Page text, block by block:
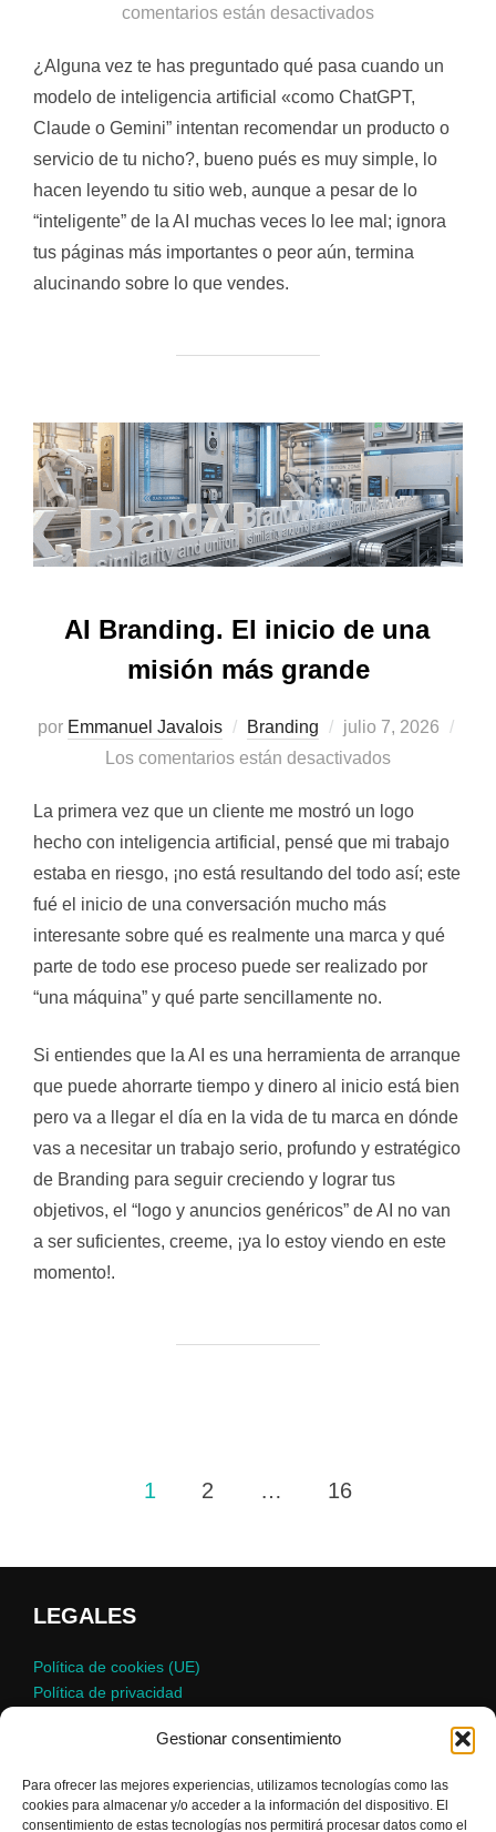
Gestionar consentimiento
Para ofrecer las mejores experiencias, utilizamos tecnologías como las
cookies para almacenar y/o acceder a la información del dispositivo. El
consentimiento de estas tecnologías nos permitirá procesar datos como el
el
comentarios están desactivados
¿Alguna vez te has preguntado qué pasa cuando un
modelo de inteligencia artificial «como ChatGPT,
Claude o Gemini” intentan recomendar un producto o
servicio de tu nicho?, bueno pués es muy simple, lo
hacen leyendo tu sitio web, aunque a pesar de lo
“inteligente” de la AI muchas veces lo lee mal; ignora
tus páginas más importantes o peor aún, termina
alucinando sobre lo que vendes.
AI Branding. El inicio de una
misión más grande
por Emmanuel Javalois Branding
Publicado
el
julio 7, 2026
Los comentarios están desactivados
La primera vez que un cliente me mostró un logo
hecho con inteligencia artificial, pensé que mi trabajo
estaba en riesgo, ¡no está resultando del todo así; este
fué el inicio de una conversación mucho más
interesante sobre qué es realmente una marca y qué
parte de todo ese proceso puede ser realizado por
“una máquina” y qué parte sencillamente no.
Si entiendes que la AI es una herramienta de arranque
que puede ahorrarte tiempo y dinero al inicio está bien
pero va a llegar el día en la vida de tu marca en dónde
vas a necesitar un trabajo serio, profundo y estratégico
de Branding para seguir creciendo y lograr tus
objetivos, el “logo y anuncios genéricos” de AI no van
a ser suficientes, creeme, ¡ya lo estoy viendo en este
momento!.
Paginación
1 2 16
LEGALES
Política de cookies (UE)
Política de privacidad